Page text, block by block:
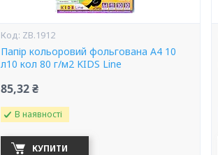
ZB.1912
Папір кольоровий фольгована А4 10
л10 кол 80 г/м2 KIDS Line
85,32 ₴
В наявності
КУПИТИ